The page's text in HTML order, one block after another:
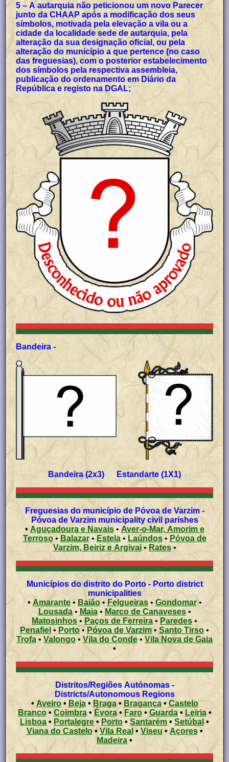
5 – A autarquia não peticionou um novo Parecer
junto da CHAAP após a modificação dos seus
símbolos, motivada pela elevação a vila ou a
cidade da localidade sede de autarquia, pela
alteração da sua designação oficial, ou pela
alteração do município a que pertence (no caso
das freguesias), com o posterior estabelecimento
dos símbolos pela respectiva assembleia,
publicação do ordenamento em Diário da
República e registo na DGAL;
Bandeira -
Bandeira (2x3) Estandarte (1X1)
Freguesias do município de Póvoa de Varzim -
Póvoa de Varzim municipality civil parishes
• Aguçadoura e Navais• Aver-o-Mar, Amorim e
Terroso• Balazar•Estela•Laúndos• Póvoa de
Varzim, Beiriz e Argivai• Rates•
Municípios do distrito do Porto - Porto district
municipalities
• Amarante• Baião• Felgueiras• Gondomar•
Lousada• Maia• Marco de Canaveses•
Matosinhos • Paços de Ferreira•Paredes •
Penafiel • Porto• Póvoa de Varzim• Santo Tirso •
Trofa • Valongo • Vila do Conde • Vila Nova de Gaia
•
Distritos/Regiões Autónomas -
Districts/Autonomous Regions
•Aveiro• Beja• Braga• Bragança• Castelo
Branco•Coimbra• Évora• Faro• Guarda• Leiria•
Lisboa • Portalegre • Porto • Santarém • Setúbal •
Viana do Castelo•Vila Real • Viseu • Açores •
Madeira •